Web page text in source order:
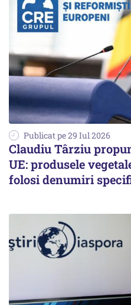
Publicat pe 29 Iul 2026
Claudiu Târziu
UE: produsele
folosi denumiri